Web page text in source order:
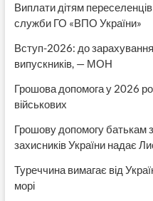
Виплати дітям
служби ГО «ВПО України»
Вступ-2026: до
випускників, — МОН
Грошова допомога у 2026
військових
Грошову допомогу батькам
захисників України надає
Туреччина вимагає від
морі